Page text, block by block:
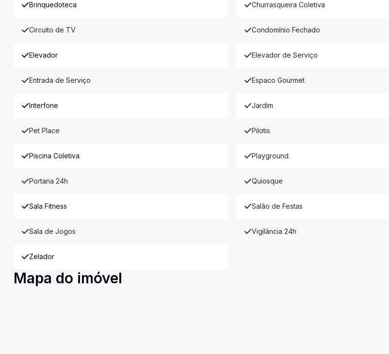
Brinquedoteca Churrasqueira Coletiva
Circuito de TV Condomínio Fechado
Elevador Elevador de Serviço
Entrada de Serviço Espaco Gourmet
Interfone Jardim
Pet Place Pilotis
Piscina Coletiva Playground
Portaria 24h Quiosque
Sala Fitness Salão de Festas
Sala de Jogos Vigilância 24h
Zelador
Mapa do imóvel